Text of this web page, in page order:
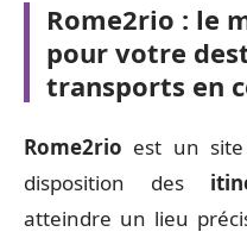
Rome2rio : le
pour votre
transports en
Rome2rio est un
disposition des
atteindre un lieu